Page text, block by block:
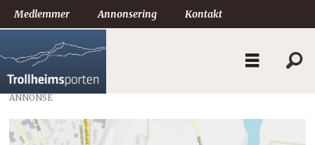
Medlemmer Annonsering Kontakt
ANNONSE